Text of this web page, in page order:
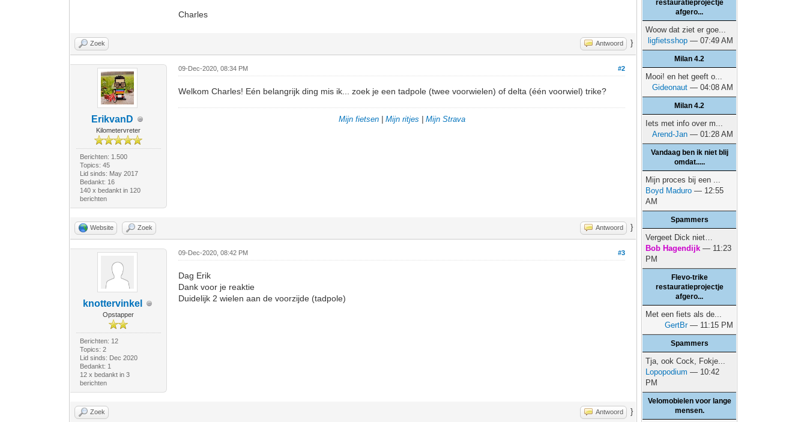
Charles
Zoek Antwoord }
ErikvanD
Kilometervreter
Berichten: 1.500
Topics: 45
Lid sinds: May 2017
Bedankt: 16
140 x bedankt in 120
berichten
#2
09-Dec-2020, 08:34 PM
Welkom Charles! Eén belangrijk ding mis ik... zoek je een tadpole (twee voorwielen) of delta (één voorwiel) trike?
Mijn fietsen| Mijn ritjes Mijn Strava
Website Zoek Antwoord }
knottervinkel
Opstapper
Berichten: 12
Topics: 2
Lid sinds: Dec 2020
Bedankt: 1
12 x bedankt in 3
berichten
#3
09-Dec-2020, 08:42 PM
Dag Erik
Dank voor je reaktie
Duidelijk 2 wielen aan de voorzijde (tadpole)
Zoek Antwoord }
restauratieprojectje
afgero...
Woow dat ziet er goe...
ligfietsshop — 07:49 AM
Milan 4.2
Mooi! en het geeft o...
Gideonaut — 04:08 AM
Milan 4.2
Iets met info over m...
Arend-Jan — 01:28 AM
Vandaag ben ik niet blij
omdat.....
Mijn proces bij een ...
Boyd Maduro — 12:55
AM
Spammers
Vergeet Dick niet…
Bob Hagendijk — 11:23
PM
Flevo-trike
restauratieprojectje
afgero...
Met een fiets als de...
GertBr— 11:15 PM
Spammers
Tja, ook Cock, Fokje...
Lopopodium — 10:42
PM
Velomobielen voor lange
mensen.